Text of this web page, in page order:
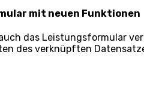
mit neuen Funktionen
das Leistungsformular
des verknüpften